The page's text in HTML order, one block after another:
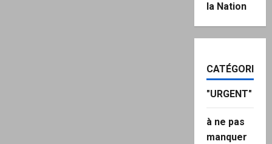
la Nation
CATÉGORIES
"URGENT"
à ne pas
manquer